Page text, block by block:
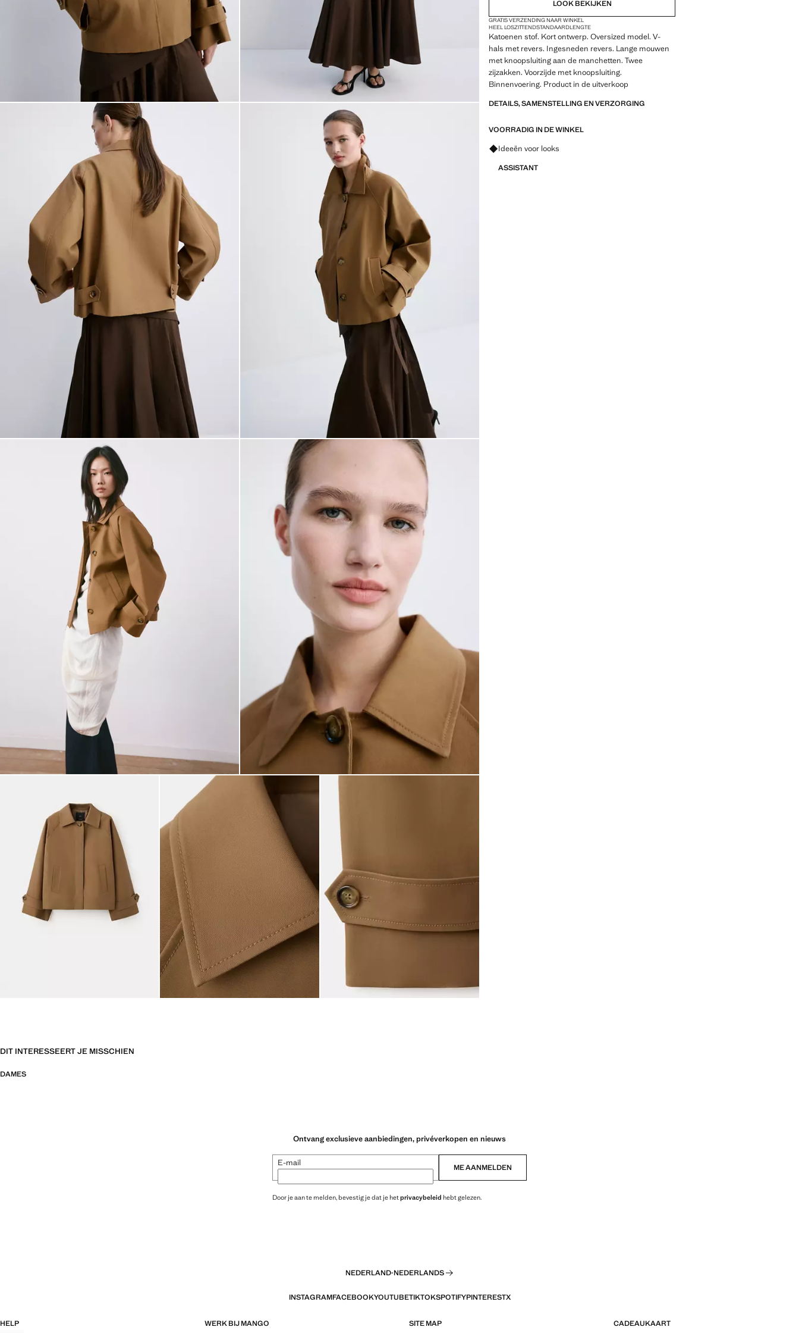
LOOK BEKIJKEN
GRATIS VERZENDING NAAR WINKEL
HEEL LOSZITTENDSTANDAARDLENGTE
Katoenen stof. Kort ontwerp. Oversized model. V-
hals met revers. Ingesneden revers. Lange mouwen
met knoopsluiting aan de manchetten. Twee
zijzakken. Voorzijde met knoopsluiting.
Binnenvoering. Product in de uitverkoop
DETAILS, SAMENSTELLING EN VERZORGING
VOORRADIG IN DE WINKEL
Vraag om outfitideeën, kledingstukken en trends
Ideeën voor looks
ASSISTANT
DIT INTERESSEERT JE MISSCHIEN
DAMES
Ontvang exclusieve aanbiedingen, privéverkopen en nieuws
E-mail ME AANMELDEN
Door je aan te melden, bevestig je dat je hetprivacybeleid hebt gelezen.
NEDERLAND·NEDERLANDS
INSTAGRAMFACEBOOKYOUTUBETIKTOKSPOTIFYPINTERESTX
HELP WERK BIJ MANGO SITE MAP CADEAUKAART